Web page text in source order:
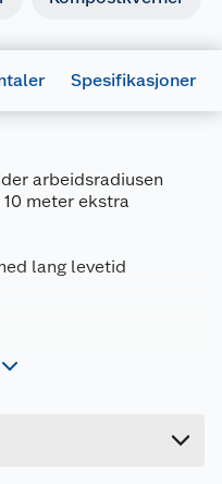
Spesifikasjoner
arbeidsradiusen
meter ekstra
lang levetid
K3-K7 f.o.m.
Quick Connect
4039784296244